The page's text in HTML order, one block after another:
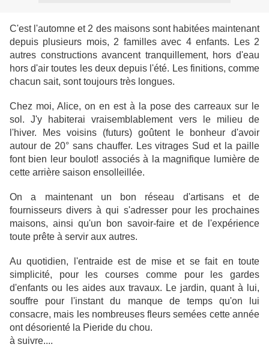
C'est l'automne et 2 des maisons sont habitées maintenant
depuis plusieurs mois, 2 familles avec 4 enfants. Les 2
autres constructions avancent tranquillement, hors d'eau
hors d'air toutes les deux depuis l'été. Les finitions, comme
chacun sait, sont toujours très longues.
Chez moi, Alice, on en est à la pose des carreaux sur le
sol. J'y habiterai vraisemblablement vers le milieu de
l'hiver. Mes voisins (futurs) goûtent le bonheur d'avoir
autour de 20° sans chauffer. Les vitrages Sud et la paille
font bien leur boulot! associés à la magnifique lumière de
cette arrière saison ensolleillée.
On a maintenant un bon réseau d'artisans et de
fournisseurs divers à qui s'adresser pour les prochaines
maisons, ainsi qu'un bon savoir-faire et de l'expérience
toute prête à servir aux autres.
Au quotidien, l'entraide est de mise et se fait en toute
simplicité, pour les courses comme pour les gardes
d'enfants ou les aides aux travaux. Le jardin, quant à lui,
souffre pour l'instant du manque de temps qu'on lui
consacre, mais les nombreuses fleurs semées cette année
ont désorienté la Pieride du chou.
à suivre....